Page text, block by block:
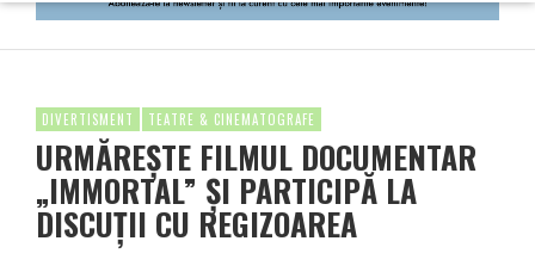
DIVERTISMENT TEATRE & CINEMATOGRAFE
URMĂREȘTE FILMUL DOCUMENTAR
„IMMORTAL” ȘI PARTICIPĂ LA
DISCUȚII CU REGIZOAREA